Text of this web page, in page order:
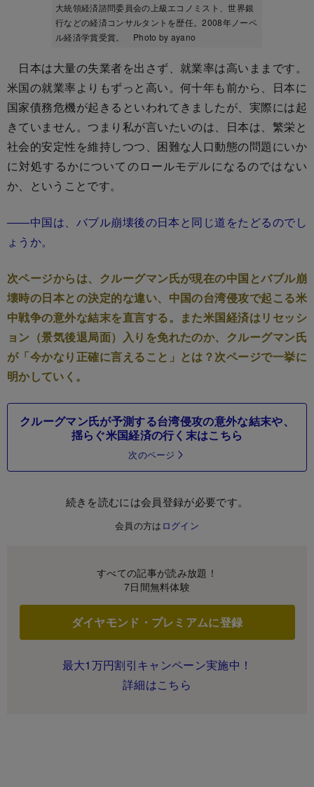
大統領経済諮問委員会の上級エコノミスト、世界銀
行などの経済コンサルタントを歴任。2008年ノーベ
ル経済学賞受賞。 Photo by ayano
日本は大量の失業者を出さず、就業率は高いままです。
米国の就業率よりもずっと高い。何十年も前から、日本に
国家債務危機が起きるといわれてきましたが、実際には起
きていません。つまり私が言いたいのは、日本は、繁栄と
社会的安定性を維持しつつ、困難な人口動態の問題にいか
に対処するかについてのロールモデルになるのではない
か、ということです。
――中国は、バブル崩壊後の日本と同じ道をたどるのでし
ょうか。
次ページからは、クルーグマン氏が現在の中国とバブル崩
壊時の日本との決定的な違い、中国の台湾侵攻で起こる米
中戦争の意外な結末を直言する。また米国経済はリセッシ
ョン（景気後退局面）入りを免れたのか、クルーグマン氏
が「今かなり正確に言えること」とは？次ページで一挙に
明かしていく。
クルーグマン氏が予測する台湾侵攻の意外な結末や、
揺らぐ米国経済の行く末はこちら
次のページ
続きを読むには会員登録が必要です。
会員の方は ログイン
すべての記事が読み放題！
7日間無料体験
ダイヤモンド・プレミアムに登録
最大1万円割引キャンペーン実施中！
詳細はこちら